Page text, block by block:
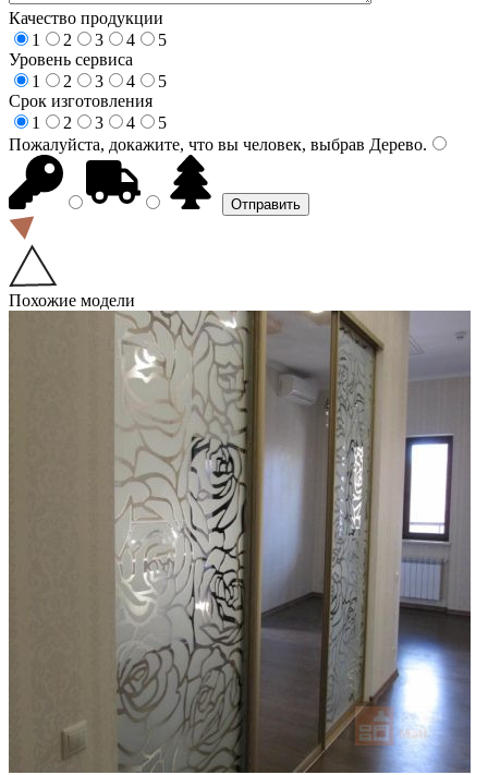
Качество продукции
1
2 3 4
5
Уровень сервиса
1
2 3 4
5
Срок изготовления
1
2 3 4
5
Пожалуйста, докажите, что вы человек, выбрав Дерево.
Похожие модели